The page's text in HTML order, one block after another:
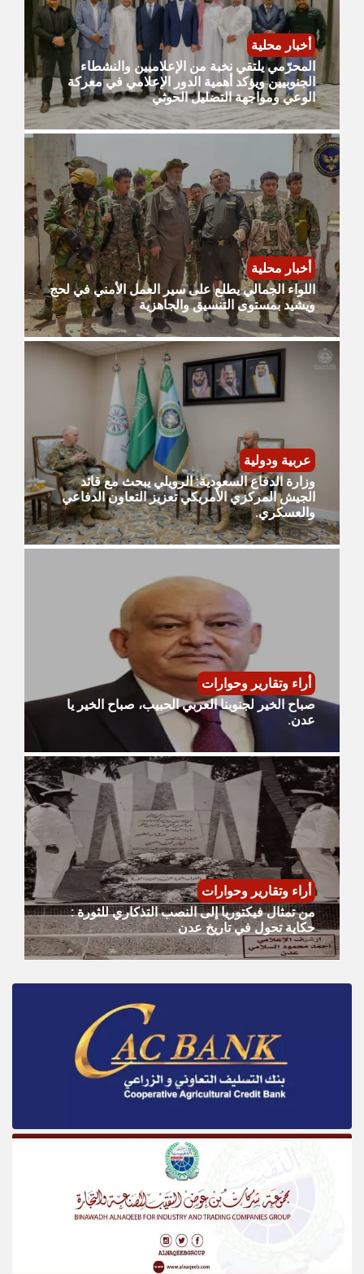
أخبار محلية
المحرّمي يلتقي نخبة من الإعلاميين والنشطاء
الجنوبيين ويؤكد أهمية الدور الإعلامي في معركة
الوعي ومواجهة التضليل الحوثي
أخبار محلية
اللواء الجمالي يطلع على سير العمل الأمني في لحج
ويشيد بمستوى التنسيق والجاهزية
عربية ودولية
وزارة الدفاع السعودية: الرويلي يبحث مع قائد
الجيش المركزي الأمريكي تعزيز التعاون الدفاعي
والعسكري.
أراء وتقارير وحوارات
صباح الخير لجنوبنا العربي الحبيب، صباح الخير يا
عدن.
أراء وتقارير وحوارات
من تمثال فيكتوريا إلى النصب التذكاري للثورة :
حكاية تحول في تاريخ عدن